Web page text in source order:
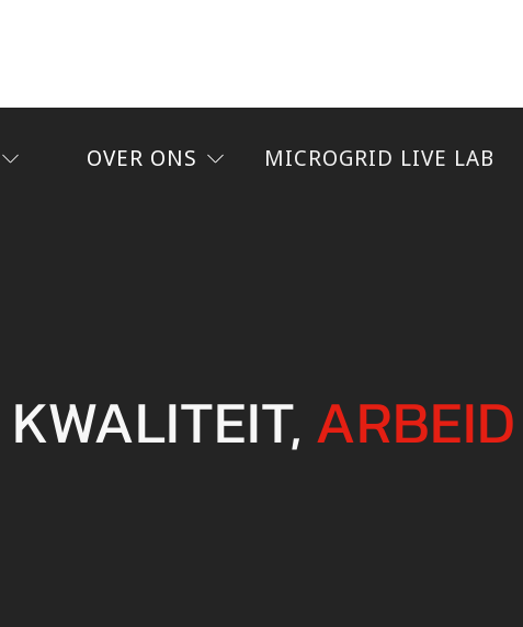
OVER ONS MICROGRID LIVE LAB
KWALITEIT,